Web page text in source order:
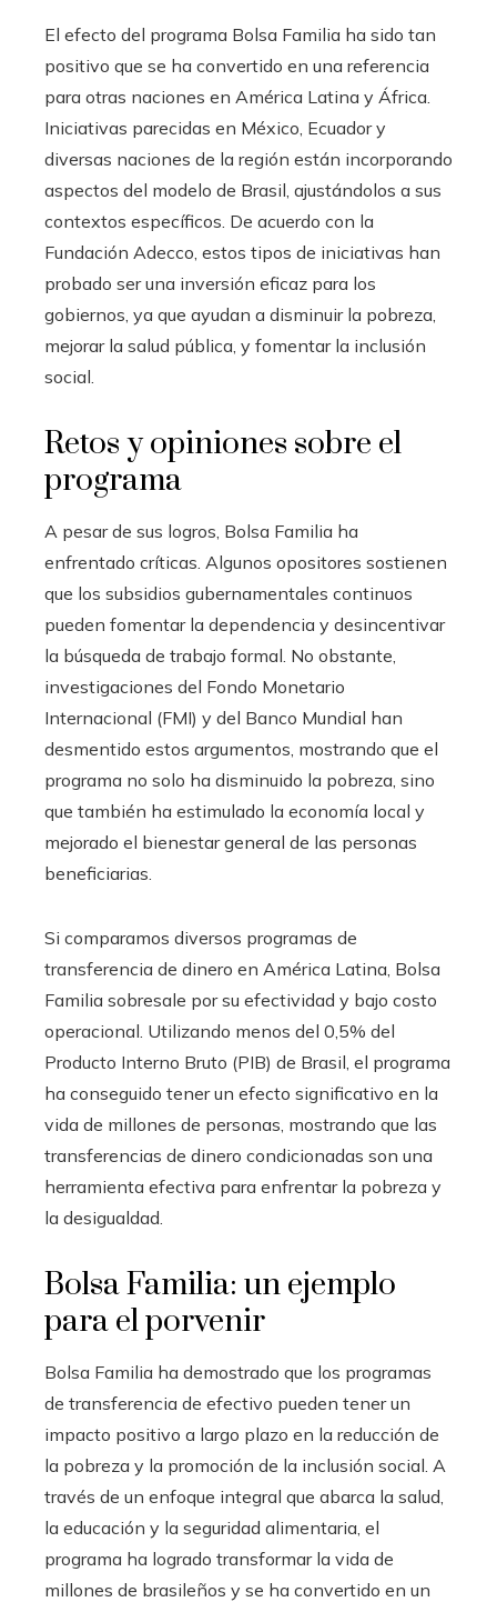
El efecto del programa Bolsa Familia ha sido tan
positivo que se ha convertido en una referencia
para otras naciones en América Latina y África.
Iniciativas parecidas en México, Ecuador y
diversas naciones de la región están incorporando
aspectos del modelo de Brasil, ajustándolos a sus
contextos específicos. De acuerdo con la
Fundación Adecco, estos tipos de iniciativas han
probado ser una inversión eficaz para los
gobiernos, ya que ayudan a disminuir la pobreza,
mejorar la salud pública, y fomentar la inclusión
social.
Retos y opiniones sobre el
programa
A pesar de sus logros, Bolsa Familia ha
enfrentado críticas. Algunos opositores sostienen
que los subsidios gubernamentales continuos
pueden fomentar la dependencia y desincentivar
la búsqueda de trabajo formal. No obstante,
investigaciones del Fondo Monetario
Internacional (FMI) y del Banco Mundial han
desmentido estos argumentos, mostrando que el
programa no solo ha disminuido la pobreza, sino
que también ha estimulado la economía local y
mejorado el bienestar general de las personas
beneficiarias.
Si comparamos diversos programas de
transferencia de dinero en América Latina, Bolsa
Familia sobresale por su efectividad y bajo costo
operacional. Utilizando menos del 0,5% del
Producto Interno Bruto (PIB) de Brasil, el programa
ha conseguido tener un efecto significativo en la
vida de millones de personas, mostrando que las
transferencias de dinero condicionadas son una
herramienta efectiva para enfrentar la pobreza y
la desigualdad.
Bolsa Familia: un ejemplo
para el porvenir
Bolsa Familia ha demostrado que los programas
de transferencia de efectivo pueden tener un
impacto positivo a largo plazo en la reducción de
la pobreza y la promoción de la inclusión social. A
través de un enfoque integral que abarca la salud,
la educación y la seguridad alimentaria, el
programa ha logrado transformar la vida de
millones de brasileños y se ha convertido en un